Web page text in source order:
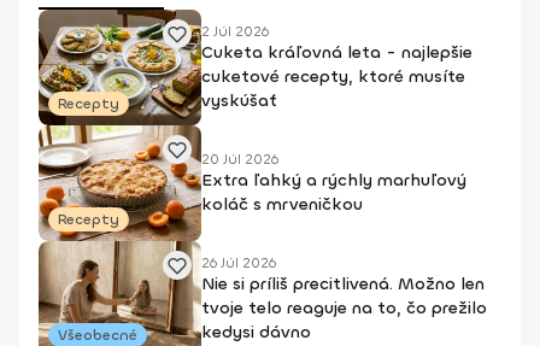
Recepty
2 Júl 2026
Cuketa kráľovná leta - najlepšie
cuketové recepty, ktoré musíte
vyskúšať
Recepty
20 Júl 2026
Extra ľahký a rýchly marhuľový
koláč s mrveničkou
Všeobecné
26 Júl 2026
Nie si príliš precitlivená. Možno len
tvoje telo reaguje na to, čo prežilo
kedysi dávno